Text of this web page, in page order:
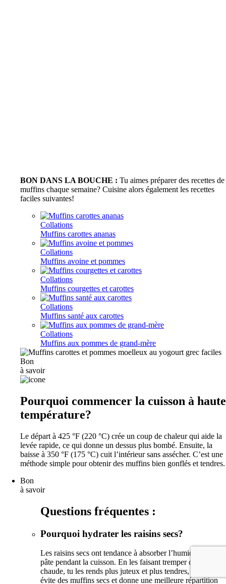
BON DANS LA BOUCHE : Tu aimes préparer des recettes de
muffins chaque semaine? Cuisine alors également les recettes
faciles suivantes!
Collations
Muffins carottes ananas
Collations
Muffins avoine et pommes
Collations
Muffins courgettes et carottes
Collations
Muffins santé aux carottes
Collations
Muffins aux pommes de grand-mère
Bon
à savoir
Pourquoi commencer la cuisson à haute
température?
Le départ à 425 °F (220 °C) crée un coup de chaleur qui aide la
levée rapide, ce qui donne un dessus plus bombé. Ensuite, la
baisse à 350 °F (175 °C) cuit l’intérieur sans assécher. C’est une
méthode simple pour obtenir des muffins bien gonflés et tendres.
Bon
à savoir
Questions fréquentes :
Pourquoi hydrater les raisins secs?
Les raisins secs ont tendance à absorber l’humidité de la
pâte pendant la cuisson. En les faisant tremper dans l’eau
chaude, tu les rends plus juteux et plus tendres, ce qui
évite des muffins secs et donne une meilleure répartition